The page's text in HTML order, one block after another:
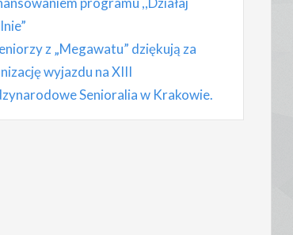
z „Megawatu” dziękują za
wyjazdu na XIII
Senioralia w Krakowie.